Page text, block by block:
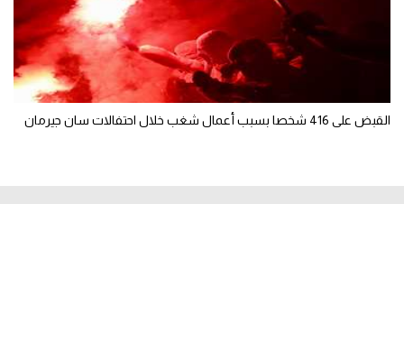
القبض على 416 شخصا بسبب أعمال شغب خلال احتفالات سان جيرمان